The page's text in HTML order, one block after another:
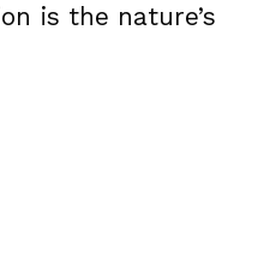
is the nature’s